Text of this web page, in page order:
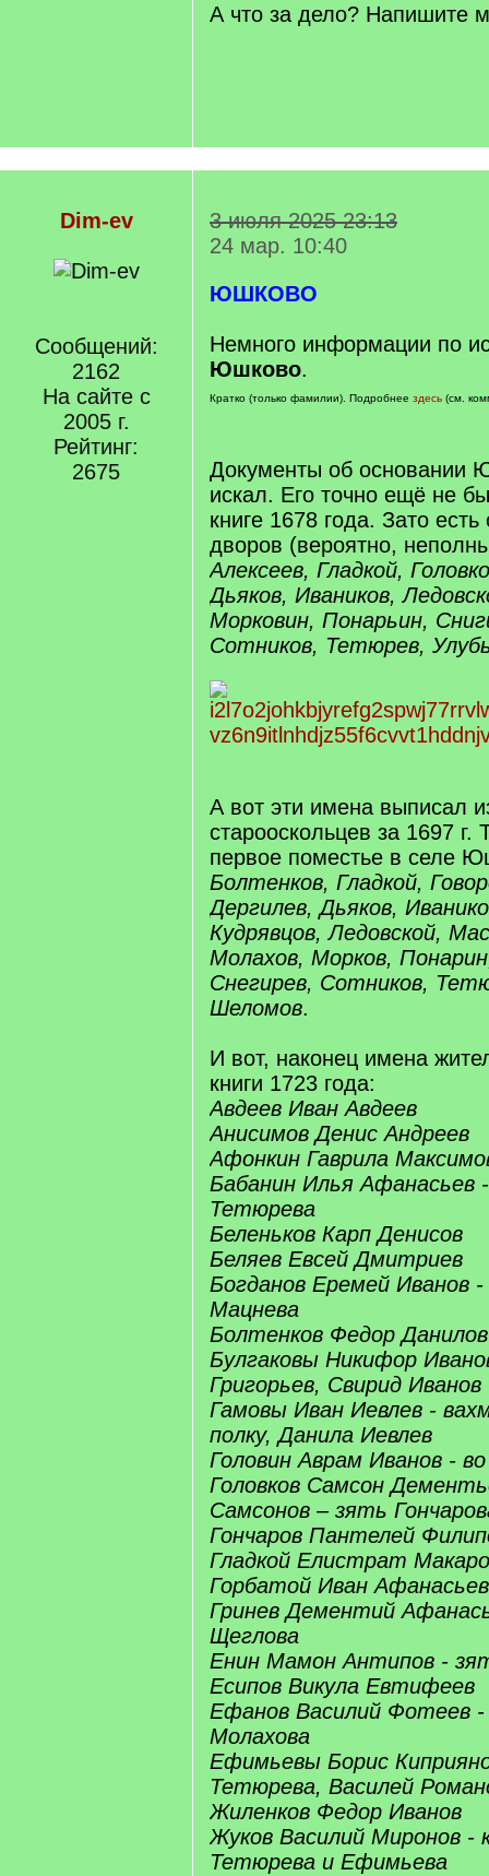
А что за дело? Напишите
Dim-ev
Сообщений:
2162
На сайте с
2005 г.
Рейтинг:
2675
3 июля 2025 23:13
24 мар. 10:40
ЮШКОВО
Немного информации по
Юшково.
Кратко (только фамилии). Подробнее здесь (см.
Документы об основании
искал. Его точно ещё не
книге 1678 года. Зато есть
дворов (вероятно,
Алексеев, Гладкой,
Дьяков, Иваников,
Морковин, Понарьин,
Сотников, Тетюрев,
А вот эти имена выписал
старооскольцев за 1697 г.
первое поместье в селе
Болтенков, Гладкой,
Дергилев, Дьяков,
Кудрявцов, Ледовской,
Молахов, Морков,
Снегирев, Сотников,
Шеломов.
И вот, наконец имена
книги 1723 года:
Авдеев Иван Авдеев
Анисимов Денис Андреев
Афонкин Гаврила
Бабанин Илья Афанасьев
Тетюрева
Беленьков Карп Денисов
Беляев Евсей Дмитриев
Богданов Еремей Иванов
Мацнева
Болтенков Федор Данилов
Булгаковы Никифор
Григорьев, Свирид Иванов
Гамовы Иван Иевлев -
полку, Данила Иевлев
Головин Аврам Иванов -
Головков Самсон
Самсонов – зять
Гончаров Пантелей
Гладкой Елистрат
Горбатой Иван Афанасьев
Гринев Дементий
Щеглова
Енин Мамон Антипов -
Есипов Викула Евтифеев
Ефанов Василий Фотеев -
Молахова
Ефимьевы Борис
Тетюрева, Василей
Жиленков Федор Иванов
Жуков Василий Миронов -
Тетюрева и Ефимьева